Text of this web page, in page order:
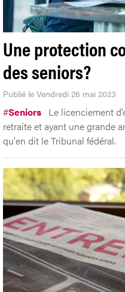
Une protection
des seniors?
Publié le Vendredi 26 mai 2023
#Seniors Le licenciement
retraite et ayant une grande
qu'en dit le Tribunal fédéral.